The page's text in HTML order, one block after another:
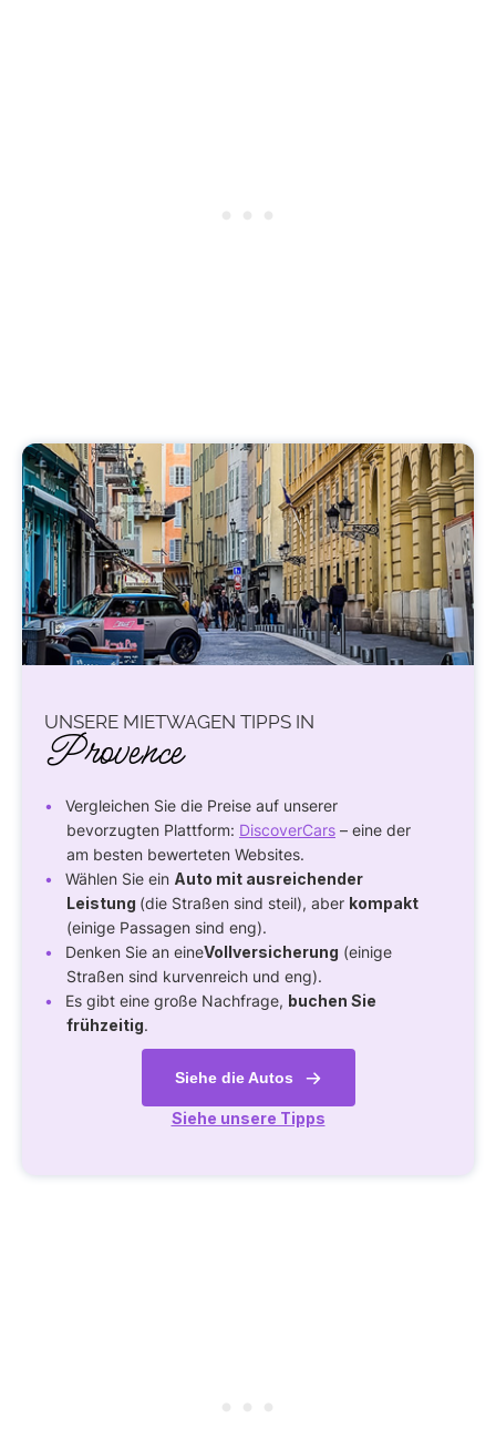
UNSERE MIETWAGEN TIPPS IN
Provence
Vergleichen Sie die Preise auf unserer
bevorzugten Plattform: DiscoverCars – eine der
am besten bewerteten Websites.
Wählen Sie ein Auto mit ausreichender
Leistung (die Straßen sind steil), aber kompakt
(einige Passagen sind eng).
Denken Sie an eineVollversicherung (einige
Straßen sind kurvenreich und eng).
Es gibt eine große Nachfrage, buchen Sie
frühzeitig.
Siehe die Autos
Siehe unsere Tipps